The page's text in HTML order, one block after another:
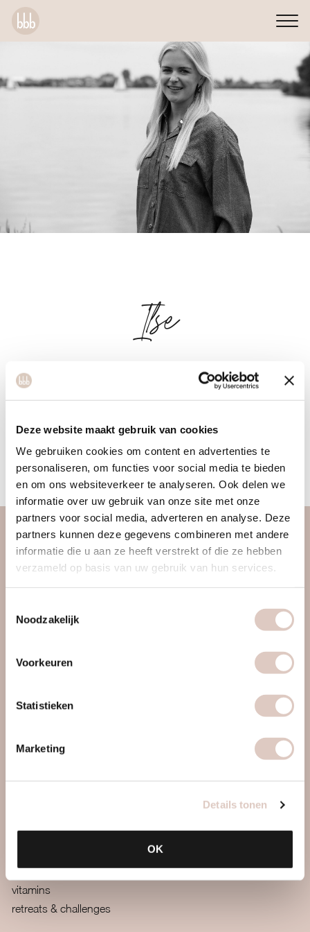
Deze website maakt gebruik van cookies
We gebruiken cookies om content en advertenties te
personaliseren, om functies voor social media te bieden
en om ons websiteverkeer te analyseren. Ook delen we
informatie over uw gebruik van onze site met onze
partners voor social media, adverteren en analyse. Deze
partners kunnen deze gegevens combineren met andere
informatie die u aan ze heeft verstrekt of die ze hebben
verzameld op basis van uw gebruik van hun services.
Noodzakelijk
Voorkeuren
Statistieken
Marketing
Details tonen
OK
Ilse
Ilse graduated in 2024 as a physiotherapist from the
University of Applied Sciences in Leiden. In addition to sport
nutrition, both of which contribute to optimal physical
recovery. She likes to look beyond the complaint, focusing
also on the person behind it.
about us
women only gym
discover us
locations & schedule
faq
blog
recipes
vitamins
retreats & challenges